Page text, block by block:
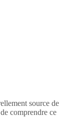
source de
comprendre ce